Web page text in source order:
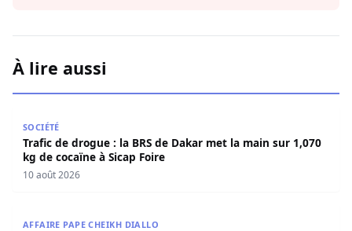
À lire aussi
SOCIÉTÉ
Trafic de drogue : la BRS de Dakar met la main sur 1,070
kg de cocaïne à Sicap Foire
10 août 2026
AFFAIRE PAPE CHEIKH DIALLO